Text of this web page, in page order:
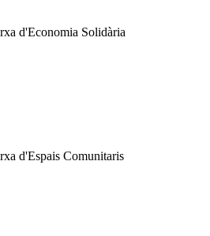
d'Economia Solidària
d'Espais Comunitaris